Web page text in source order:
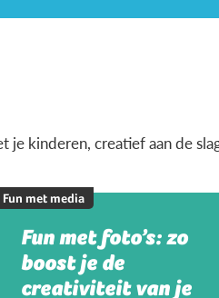
kinderen, creatief aan de
Fun met media
Fun met foto’s: zo
boost je de
creativiteit van je